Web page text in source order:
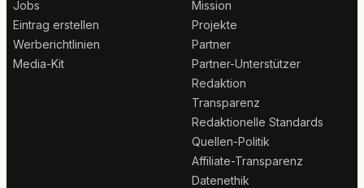
Jobs
Eintrag erstellen
Werberichtlinien
Media-Kit
Mission
Projekte
Partner
Partner-Unterstützer
Redaktion
Transparenz
Redaktionelle Standards
Quellen-Politik
Affiliate-Transparenz
Datenethik